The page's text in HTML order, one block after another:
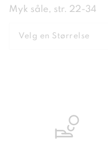
Myk såle, str. 22-34
Velg en Størrelse